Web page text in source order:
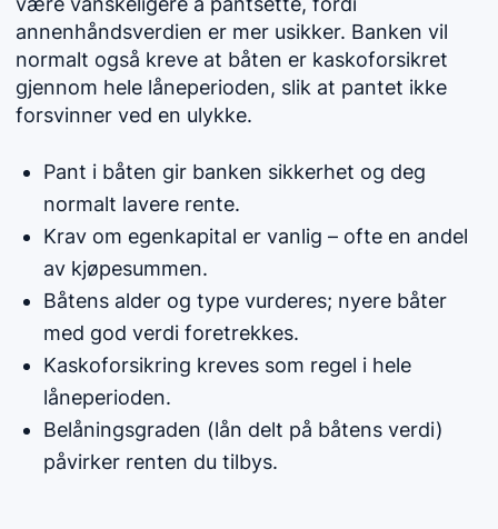
annenhåndsverdien er mer usikker. Banken vil
normalt også kreve at båten er kaskoforsikret
gjennom hele låneperioden, slik at pantet ikke
forsvinner ved en ulykke.
Pant i båten gir banken sikkerhet og deg
normalt lavere rente.
Krav om egenkapital er vanlig – ofte en andel
av kjøpesummen.
Båtens alder og type vurderes; nyere båter
med god verdi foretrekkes.
Kaskoforsikring kreves som regel i hele
låneperioden.
Belåningsgraden (lån delt på båtens verdi)
påvirker renten du tilbys.